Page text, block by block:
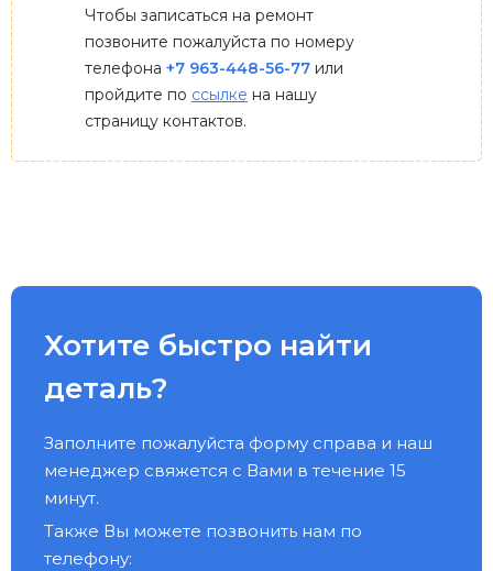
Чтобы записаться на ремонт
позвоните пожалуйста по номеру
телефона +7 963-448-56-77 или
пройдите по ссылке на нашу
страницу контактов.
Хотите быстро найти
деталь?
Заполните пожалуйста форму справа и наш
менеджер свяжется с Вами в течение 15
минут.
Также Вы можете позвонить нам по
телефону: